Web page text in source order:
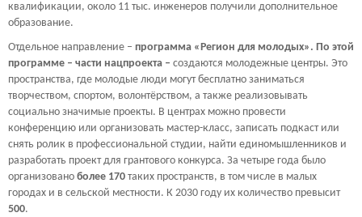
квалификации, около 11 тыс. инженеров получили дополнительное
образование.
Отдельное направление – программа «Регион для молодых». По этой
программе – части нацпроекта – создаются молодежные центры. Это
пространства, где молодые люди могут бесплатно заниматься
творчеством, спортом, волонтёрством, а также реализовывать
социально значимые проекты. В центрах можно провести
конференцию или организовать мастер-класс, записать подкаст или
снять ролик в профессиональной студии, найти единомышленников и
разработать проект для грантового конкурса. За четыре года было
организовано более 170 таких пространств, в том числе в малых
городах и в сельской местности. К 2030 году их количество превысит
500.